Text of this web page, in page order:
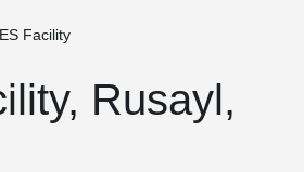
Facility
Rusayl,